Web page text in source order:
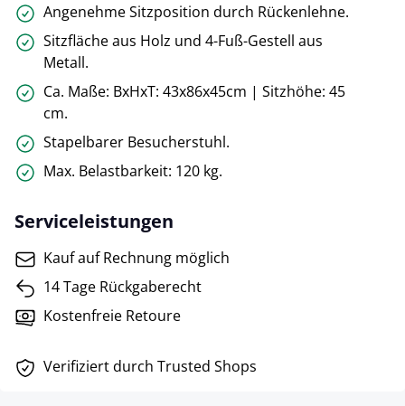
Angenehme Sitzposition durch Rückenlehne.
Sitzfläche aus Holz und 4-Fuß-Gestell aus
Metall.
Ca. Maße: BxHxT: 43x86x45cm | Sitzhöhe: 45
cm.
Stapelbarer Besucherstuhl.
Max. Belastbarkeit: 120 kg.
Serviceleistungen
Kauf auf Rechnung möglich
14 Tage Rückgaberecht
Kostenfreie Retoure
Verifiziert durch Trusted Shops